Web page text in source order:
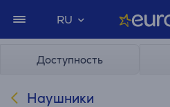
RU
Доступность
Наушники